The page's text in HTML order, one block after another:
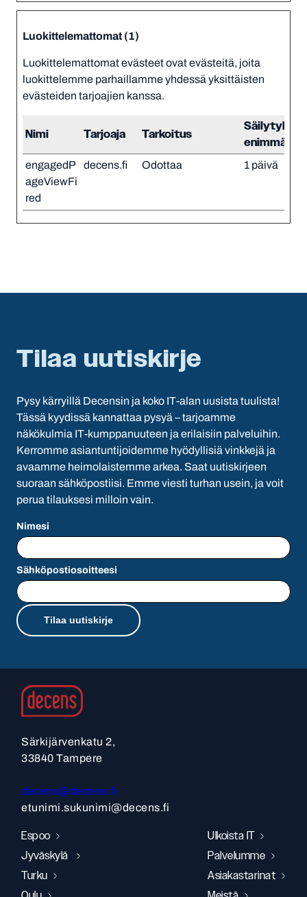
Luokittelemattomat (1)
Luokittelemattomat evästeet ovat evästeitä, joita
luokittelemme parhaillamme yhdessä yksittäisten
evästeiden tarjoajien kanssa.
Nimi Tarjoaja Tarkoitus
Säilytyksen
engagedP
ageViewFi
red
decens.fi Odottaa 1 päivä
Tilaa uutiskirje
Pysy kärryillä Decensin ja koko IT-alan uusista tuulista!
Tässä kyydissä kannattaa pysyä – tarjoamme
näkökulmia IT-kumppanuuteen ja erilaisiin palveluihin.
Kerromme asiantuntijoidemme hyödyllisiä vinkkejä ja
avaamme heimolaistemme arkea. Saat uutiskirjeen
suoraan sähköpostiisi. Emme viesti turhan usein, ja voit
perua tilauksesi milloin vain.
Nimesi
Sähköpostiosoitteesi
Särkijärvenkatu 2,
33840 Tampere
decens@decens.fi
etunimi.sukunimi@decens.fi
Espoo
Jyväskylä
Turku
Ulkoista IT
Palvelumme
Asiakastarinat